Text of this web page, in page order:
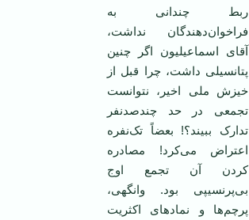
ربط چندانی به
فراخوان‌دهندگان نداشت،
آقای اسماعیلیون اگر چنین
پتانسیلی داشت، چرا قبل از
خیزش ملی اخیر، نتوانست
تجمعی در حد چندصدنفر
تدارک ببیند؟! بعضاً تک‌نفره
اعتراض می‌کرد! مصادره
کردن آن تجمع اوج
بی‌پرنسیپی بود. وانگهی،
پرچم‌ها و نمادهای اکثریت